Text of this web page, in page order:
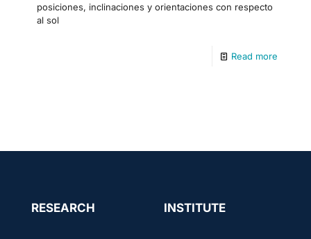
posiciones, inclinaciones y orientaciones con respecto
al sol
Read more
RESEARCH INSTITUTE